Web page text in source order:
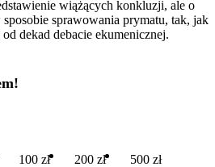
wiążących konkluzji, ale o
sprawowania prymatu, tak, jak
dekad debacie ekumenicznej.
100 zł 200 zł 500 zł